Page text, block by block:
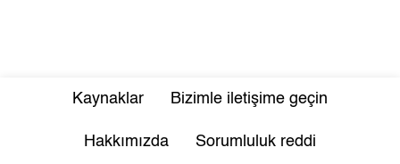
Kaynaklar Bizimle iletişime geçin
Hakkımızda Sorumluluk reddi